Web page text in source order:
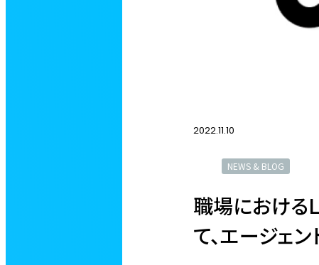
2022.11.10
NEWS & BLOG
職場における
て、エージェ